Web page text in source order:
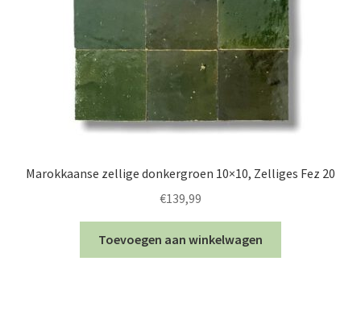
Marokkaanse zellige donkergroen 10×10, Zelliges Fez 20
€139,99
Toevoegen aan winkelwagen